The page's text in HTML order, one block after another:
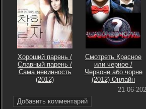
Хороший парень /
Славный парень /
Сама невинность
(2012)
Смотреть Красное
или черное /
Червоне або чорне
(2012) Онлайн
Добавить комментарий
21-06-